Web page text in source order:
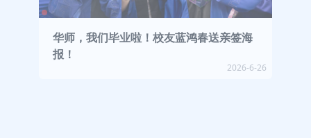
华师，我们毕业啦！校友蓝鸿春送亲签海
报！
2026-6-26